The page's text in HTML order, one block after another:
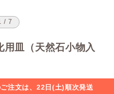
/ 7
用皿（天然石小物入
注文は、22日(土)順次発送